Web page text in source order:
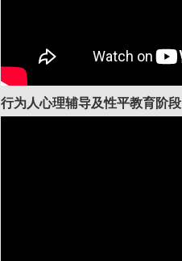
行为人心理辅导及性平教育阶段